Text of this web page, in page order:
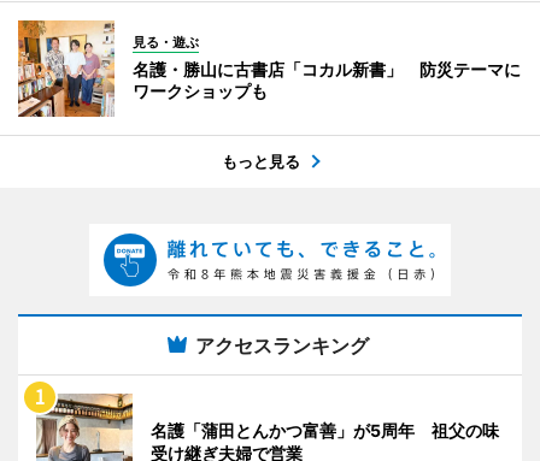
見る・遊ぶ
名護・勝山に古書店「コカル新書」 防災テーマに
ワークショップも
もっと見る
アクセスランキング
名護「蒲田とんかつ富善」が5周年 祖父の味
受け継ぎ夫婦で営業